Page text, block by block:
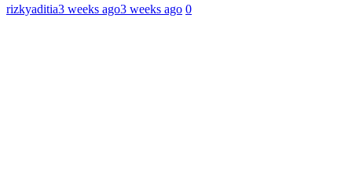
rizkyaditia3 weeks ago3 weeks ago 0